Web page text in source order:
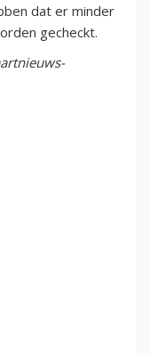
dat er minder
gecheckt.